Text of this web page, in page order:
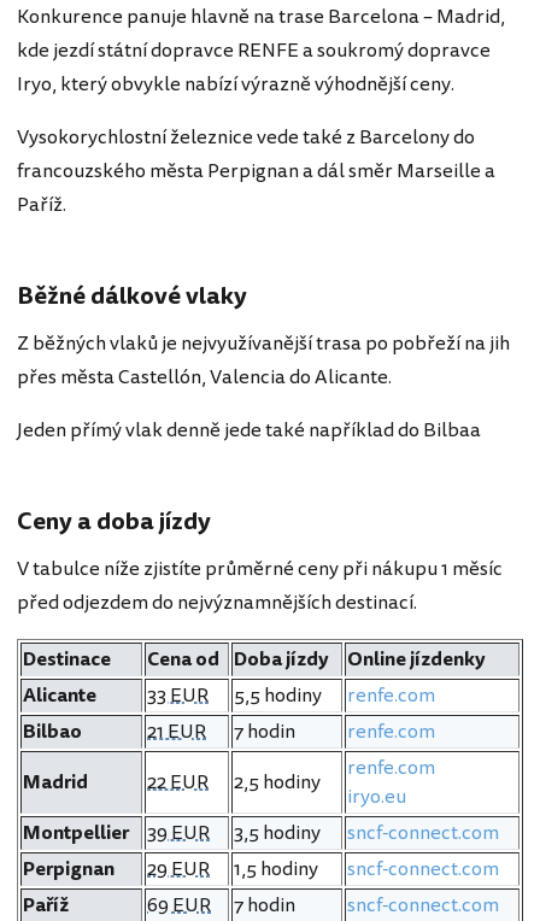
Konkurence panuje hlavně na trase Barcelona – Madrid,
kde jezdí státní dopravce RENFE a soukromý dopravce
Iryo, který obvykle nabízí výrazně výhodnější ceny.
Vysokorychlostní železnice vede také z Barcelony do
francouzského města Perpignan a dál směr Marseille a
Paříž.
Běžné dálkové vlaky
Z běžných vlaků je nejvyužívanější trasa po pobřeží na jih
přes města Castellón, Valencia do Alicante.
Jeden přímý vlak denně jede také například do Bilbaa
Ceny a doba jízdy
V tabulce níže zjistíte průměrné ceny při nákupu 1 měsíc
před odjezdem do nejvýznamnějších destinací.
Destinace
Cena od Doba jízdy
Online jízdenky
Alicante
33 EUR 5,5 hodiny
renfe.com
Bilbao
21 EUR 7 hodin
renfe.com
Madrid
22 EUR 2,5 hodiny
renfe.com
iryo.eu
Montpellier
39 EUR 3,5 hodiny
sncf-connect.com
Perpignan
29 EUR 1,5 hodiny
sncf-connect.com
Paříž
69 EUR 7 hodin
sncf-connect.com